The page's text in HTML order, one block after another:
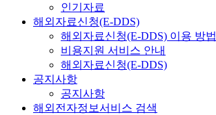
인기자료
해외자료신청(E-DDS)
해외자료신청(E-DDS) 이용 방법
비용지원 서비스 안내
해외자료신청(E-DDS)
공지사항
공지사항
해외전자정보서비스 검색